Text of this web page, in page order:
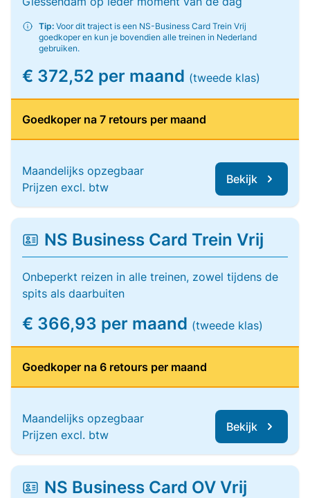
Tip: Voor dit traject is een NS-Business Card Trein Vrij
goedkoper en kun je bovendien alle treinen in Nederland
gebruiken.
€ 372,52 per maand (tweede klas)
Goedkoper na 7 retours per maand
Maandelijks opzegbaar
Prijzen excl. btw
Bekijk
NS Business Card Trein Vrij
Onbeperkt reizen in alle treinen, zowel tijdens de
spits als daarbuiten
€ 366,93 per maand (tweede klas)
Goedkoper na 6 retours per maand
Maandelijks opzegbaar
Prijzen excl. btw
Bekijk
NS Business Card OV Vrij